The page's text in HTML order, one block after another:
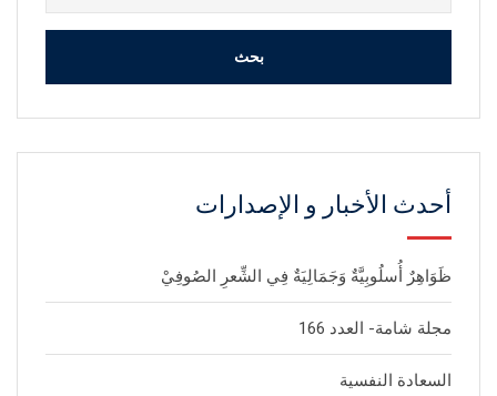
عن:
أحدث الأخبار و الإصدارات
ظَوَاهِرٌ أُسلُوبِيَّةٌ وَجَمَالِيَةٌ فِي الشِّعرِ الصُوفِيْ
مجلة شامة- العدد 166
السعادة النفسية